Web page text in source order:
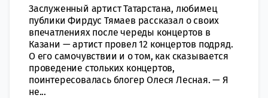
Заслуженный артист Татарстана, любимец
публики Фирдус Тямаев рассказал о своих
впечатлениях после череды концертов в
Казани — артист провел 12 концертов подряд.
О его самочувствии и о том, как сказывается
проведение стольких концертов,
поинтересовалась блогер Олеся Лесная. — Я
не...